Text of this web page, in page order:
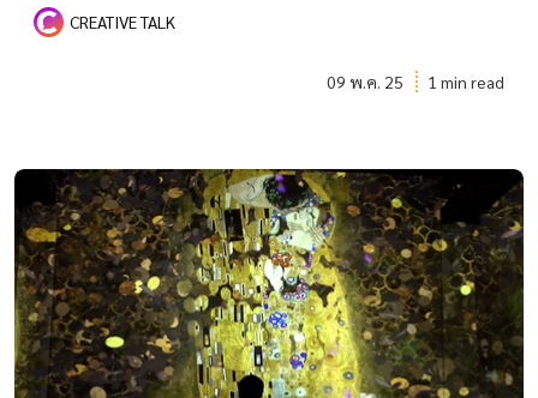
CREATIVE TALK
09 พ.ค. 25 1 min read